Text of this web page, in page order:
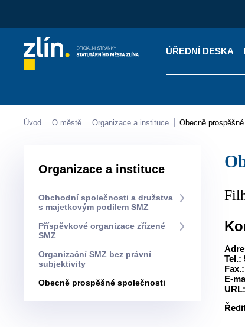
ÚŘEDNÍ DESKA
Kontakty Úřední
Úvod O městě Organizace a instituce Obecně
Organizace a instituce
Obchodní společnosti a družstva
s majetkovým podilem SMZ
Příspěvkové organizace zřízené
SMZ
Organizační SMZ bez právní
subjektivity
Obecně prospěšné společnosti
Tel.:
Fax.:
E-